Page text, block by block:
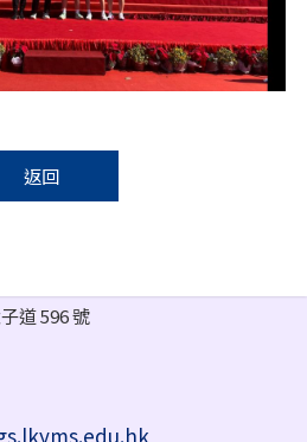
返回
道 596 號